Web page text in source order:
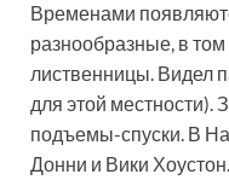
Временами
разнообразные, в
лиственницы. Видел
для этой местности).
подъемы-спуски. В
Донни и Вики Хоустон.